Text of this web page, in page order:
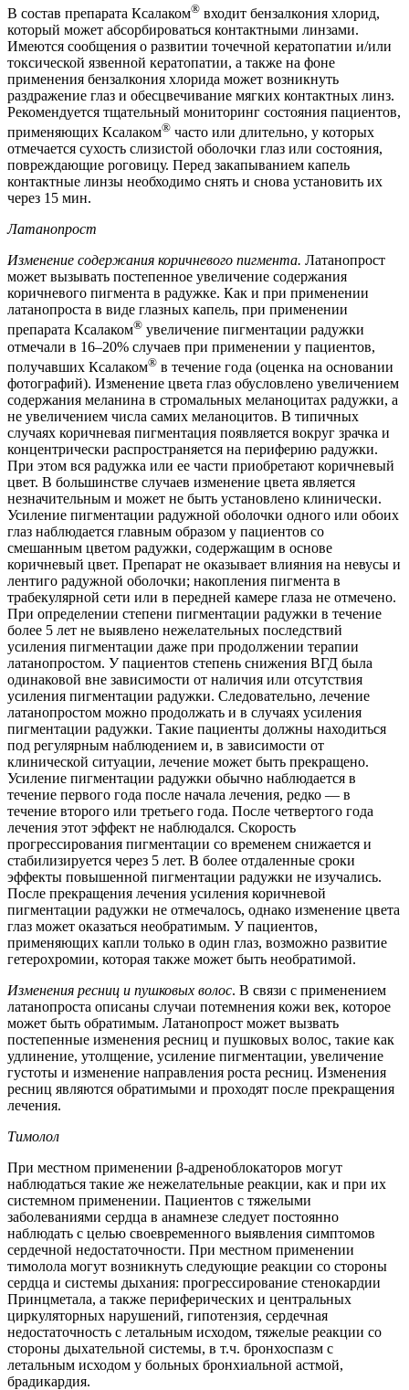
В состав препарата Ксалаком® входит бензалкония хлорид,
который может абсорбироваться контактными линзами.
Имеются сообщения о развитии точечной кератопатии и/или
токсической язвенной кератопатии, а также на фоне
применения бензалкония хлорида может возникнуть
раздражение глаз и обесцвечивание мягких контактных линз.
Рекомендуется тщательный мониторинг состояния пациентов,
применяющих Ксалаком® часто или длительно, у которых
отмечается сухость слизистой оболочки глаз или состояния,
повреждающие роговицу. Перед закапыванием капель
контактные линзы необходимо снять и снова установить их
через 15 мин.
Латанопрост
Изменение содержания коричневого пигмента. Латанопрост
может вызывать постепенное увеличение содержания
коричневого пигмента в радужке. Как и при применении
латанопроста в виде глазных капель, при применении
препарата Ксалаком® увеличение пигментации радужки
отмечали в 16–20% случаев при применении у пациентов,
получавших Ксалаком® в течение года (оценка на основании
фотографий). Изменение цвета глаз обусловлено увеличением
содержания меланина в стромальных меланоцитах радужки, а
не увеличением числа самих меланоцитов. В типичных
случаях коричневая пигментация появляется вокруг зрачка и
концентрически распространяется на периферию радужки.
При этом вся радужка или ее части приобретают коричневый
цвет. В большинстве случаев изменение цвета является
незначительным и может не быть установлено клинически.
Усиление пигментации радужной оболочки одного или обоих
глаз наблюдается главным образом у пациентов со
смешанным цветом радужки, содержащим в основе
коричневый цвет. Препарат не оказывает влияния на невусы и
лентиго радужной оболочки; накопления пигмента в
трабекулярной сети или в передней камере глаза не отмечено.
При определении степени пигментации радужки в течение
более 5 лет не выявлено нежелательных последствий
усиления пигментации даже при продолжении терапии
латанопростом. У пациентов степень снижения ВГД была
одинаковой вне зависимости от наличия или отсутствия
усиления пигментации радужки. Следовательно, лечение
латанопростом можно продолжать и в случаях усиления
пигментации радужки. Такие пациенты должны находиться
под регулярным наблюдением и, в зависимости от
клинической ситуации, лечение может быть прекращено.
Усиление пигментации радужки обычно наблюдается в
течение первого года после начала лечения, редко — в
течение второго или третьего года. После четвертого года
лечения этот эффект не наблюдался. Скорость
прогрессирования пигментации со временем снижается и
стабилизируется через 5 лет. В более отдаленные сроки
эффекты повышенной пигментации радужки не изучались.
После прекращения лечения усиления коричневой
пигментации радужки не отмечалось, однако изменение цвета
глаз может оказаться необратимым. У пациентов,
применяющих капли только в один глаз, возможно развитие
гетерохромии, которая также может быть необратимой.
Изменения ресниц и пушковых волос. В связи с применением
латанопроста описаны случаи потемнения кожи век, которое
может быть обратимым. Латанопрост может вызвать
постепенные изменения ресниц и пушковых волос, такие как
удлинение, утолщение, усиление пигментации, увеличение
густоты и изменение направления роста ресниц. Изменения
ресниц являются обратимыми и проходят после прекращения
лечения.
Тимолол
При местном применении β-адреноблокаторов могут
наблюдаться такие же нежелательные реакции, как и при их
системном применении. Пациентов с тяжелыми
заболеваниями сердца в анамнезе следует постоянно
наблюдать с целью своевременного выявления симптомов
сердечной недостаточности. При местном применении
тимолола могут возникнуть следующие реакции со стороны
сердца и системы дыхания: прогрессирование стенокардии
Принцметала, а также периферических и центральных
циркуляторных нарушений, гипотензия, сердечная
недостаточность с летальным исходом, тяжелые реакции со
стороны дыхательной системы, в т.ч. бронхоспазм с
летальным исходом у больных бронхиальной астмой,
брадикардия.